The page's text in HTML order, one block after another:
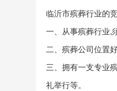
临沂市殡葬行业的
一、从事殡葬行业,
二、殡葬公司位置
三、拥有一支专业
礼举行等。